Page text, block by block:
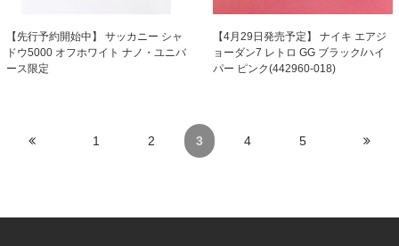
【先行予約開始中】 サッカニー シャ
ドウ5000 オフホワイト ナノ・ユニバ
ース限定
【4月29日発売予定】 ナイキ エアジ
ョーダン7 レトロ GG ブラック/ハイ
パー ピンク(442960-018)
1 2 3 4 5